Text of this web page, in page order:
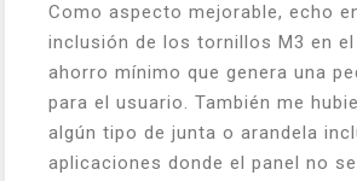
Como aspecto mejorable, echo
inclusión de los tornillos M3 en el
ahorro mínimo que genera una
para el usuario. También me
algún tipo de junta o arandela
aplicaciones donde el panel no